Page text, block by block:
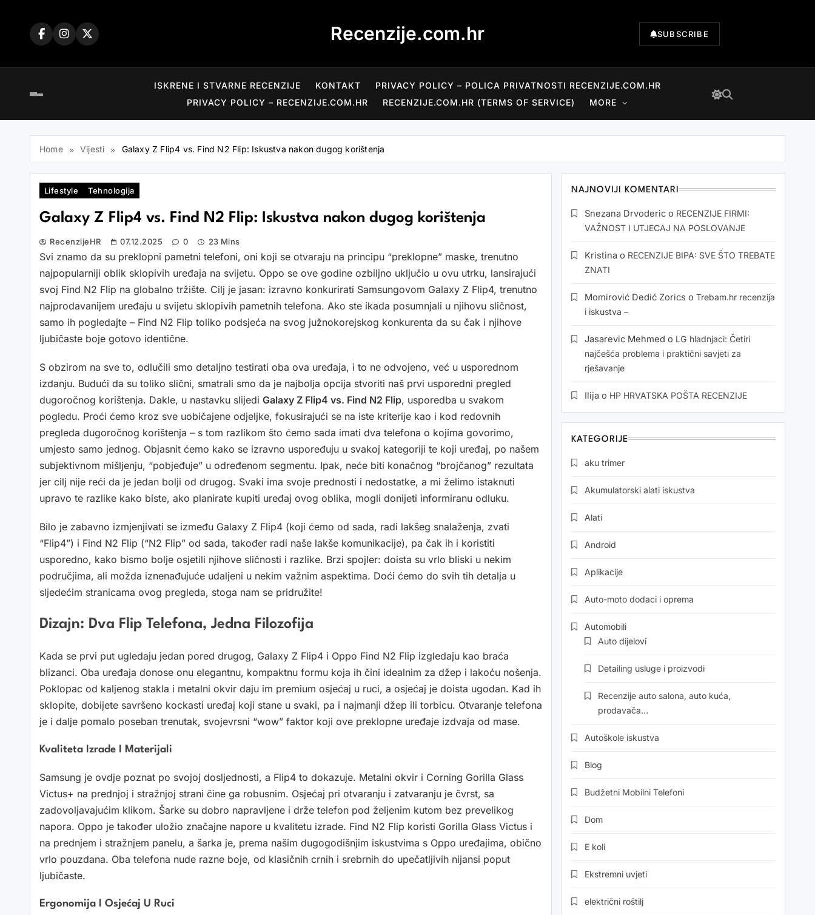
Recenzije.com.hr SUBSCRIBE
ISKRENE I STVARNE RECENZIJE KONTAKT
PRIVACY POLICY – POLICA PRIVATNOSTI RECENZIJE.COM.HR
PRIVACY POLICY – RECENZIJE.COM.HR
RECENZIJE.COM.HR (TERMS OF SERVICE) MORE
Home Vijesti Galaxy Z Flip4 vs. Find N2 Flip: Iskustva nakon dugog korištenja
Lifestyle Tehnologija
Galaxy Z Flip4 vs. Find N2 Flip: Iskustva nakon dugog korištenja
RecenzijeHR 07.12.2025 0 23 Mins
Svi znamo da su preklopni pametni telefoni, oni koji se otvaraju na principu “preklopne” maske, trenutno
najpopularniji oblik sklopivih uređaja na svijetu. Oppo se ove godine ozbiljno uključio u ovu utrku, lansirajući
svoj Find N2 Flip na globalno tržište. Cilj je jasan: izravno konkurirati Samsungovom Galaxy Z Flip4, trenutno
najprodavanijem uređaju u svijetu sklopivih pametnih telefona. Ako ste ikada posumnjali u njihovu sličnost,
samo ih pogledajte – Find N2 Flip toliko podsjeća na svog južnokorejskog konkurenta da su čak i njihove
ljubičaste boje gotovo identične.
S obzirom na sve to, odlučili smo detaljno testirati oba ova uređaja, i to ne odvojeno, već u usporednom
izdanju. Budući da su toliko slični, smatrali smo da je najbolja opcija stvoriti naš prvi usporedni pregled
dugoročnog korištenja. Dakle, u nastavku slijedi Galaxy Z Flip4 vs. Find N2 Flip, usporedba u svakom
pogledu. Proći ćemo kroz sve uobičajene odjeljke, fokusirajući se na iste kriterije kao i kod redovnih
pregleda dugoročnog korištenja – s tom razlikom što ćemo sada imati dva telefona o kojima govorimo,
umjesto samo jednog. Objasnit ćemo kako se izravno uspoređuju u svakoj kategoriji te koji uređaj, po našem
subjektivnom mišljenju, “pobjeđuje” u određenom segmentu. Ipak, neće biti konačnog “brojčanog” rezultata
jer cilj nije reći da je jedan bolji od drugog. Svaki ima svoje prednosti i nedostatke, a mi želimo istaknuti
upravo te razlike kako biste, ako planirate kupiti uređaj ovog oblika, mogli donijeti informiranu odluku.
Bilo je zabavno izmjenjivati se između Galaxy Z Flip4 (koji ćemo od sada, radi lakšeg snalaženja, zvati
“Flip4”) i Find N2 Flip (“N2 Flip” od sada, također radi naše lakše komunikacije), pa čak ih i koristiti
usporedno, kako bismo bolje osjetili njihove sličnosti i razlike. Brzi spojler: doista su vrlo bliski u nekim
područjima, ali možda iznenađujuće udaljeni u nekim važnim aspektima. Doći ćemo do svih tih detalja u
sljedećim stranicama ovog pregleda, stoga nam se pridružite!
Dizajn: Dva Flip Telefona, Jedna Filozofija
Kada se prvi put ugledaju jedan pored drugog, Galaxy Z Flip4 i Oppo Find N2 Flip izgledaju kao braća
blizanci. Oba uređaja donose onu elegantnu, kompaktnu formu koja ih čini idealnim za džep i lakoću nošenja.
Poklopac od kaljenog stakla i metalni okvir daju im premium osjećaj u ruci, a osjećaj je doista ugodan. Kad ih
sklopite, dobijete savršeno kockasti uređaj koji stane u svaki, pa i najmanji džep ili torbicu. Otvaranje telefona
je i dalje pomalo poseban trenutak, svojevrsni “wow” faktor koji ove preklopne uređaje izdvaja od mase.
Kvaliteta Izrade I Materijali
Samsung je ovdje poznat po svojoj dosljednosti, a Flip4 to dokazuje. Metalni okvir i Corning Gorilla Glass
Victus+ na prednjoj i stražnjoj strani čine ga robusnim. Osjećaj pri otvaranju i zatvaranju je čvrst, sa
zadovoljavajućim klikom. Šarke su dobro napravljene i drže telefon pod željenim kutom bez prevelikog
napora. Oppo je također uložio značajne napore u kvalitetu izrade. Find N2 Flip koristi Gorilla Glass Victus i
na prednjem i stražnjem panelu, a šarka je, prema našim dugogodišnjim iskustvima s Oppo uređajima, obično
vrlo pouzdana. Oba telefona nude razne boje, od klasičnih crnih i srebrnih do upečatljivih nijansi poput
ljubičaste.
Ergonomija I Osjećaj U Ruci
NAJNOVIJI KOMENTARI
Snezana Drvoderic o RECENZIJE FIRMI:
VAŽNOST I UTJECAJ NA POSLOVANJE
Kristina o RECENZIJE BIPA: SVE ŠTO TREBATE
ZNATI
Momirović Dedić Zorics o Trebam.hr recenzija
i iskustva –
Jasarevic Mehmed o LG hladnjaci: Četiri
najčešća problema i praktični savjeti za
rješavanje
Ilija o HP HRVATSKA POŠTA RECENZIJE
KATEGORIJE
aku trimer
Akumulatorski alati iskustva
Alati
Android
Aplikacije
Auto-moto dodaci i oprema
Automobili
Auto dijelovi
Detailing usluge i proizvodi
Recenzije auto salona, auto kuća,
prodavača…
Autoškole iskustva
Blog
Budžetni Mobilni Telefoni
Dom
E koli
Ekstremni uvjeti
električni roštilj